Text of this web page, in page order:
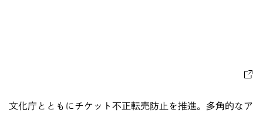
文化庁とともにチケット不正転売防止を推進。多角的なア